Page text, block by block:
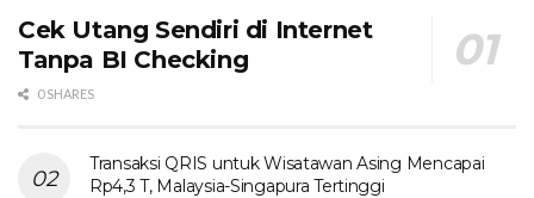
Cek Utang Sendiri di Internet
Tanpa BI Checking
0 SHARES
Transaksi QRIS untuk Wisatawan Asing Mencapai
Rp4,3 T, Malaysia-Singapura Tertinggi